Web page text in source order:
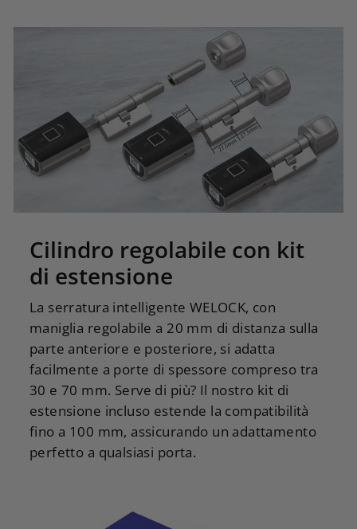
Cilindro regolabile con kit
di estensione
La serratura intelligente WELOCK, con
maniglia regolabile a 20 mm di distanza sulla
parte anteriore e posteriore, si adatta
facilmente a porte di spessore compreso tra
30 e 70 mm. Serve di più? Il nostro kit di
estensione incluso estende la compatibilità
fino a 100 mm, assicurando un adattamento
perfetto a qualsiasi porta.